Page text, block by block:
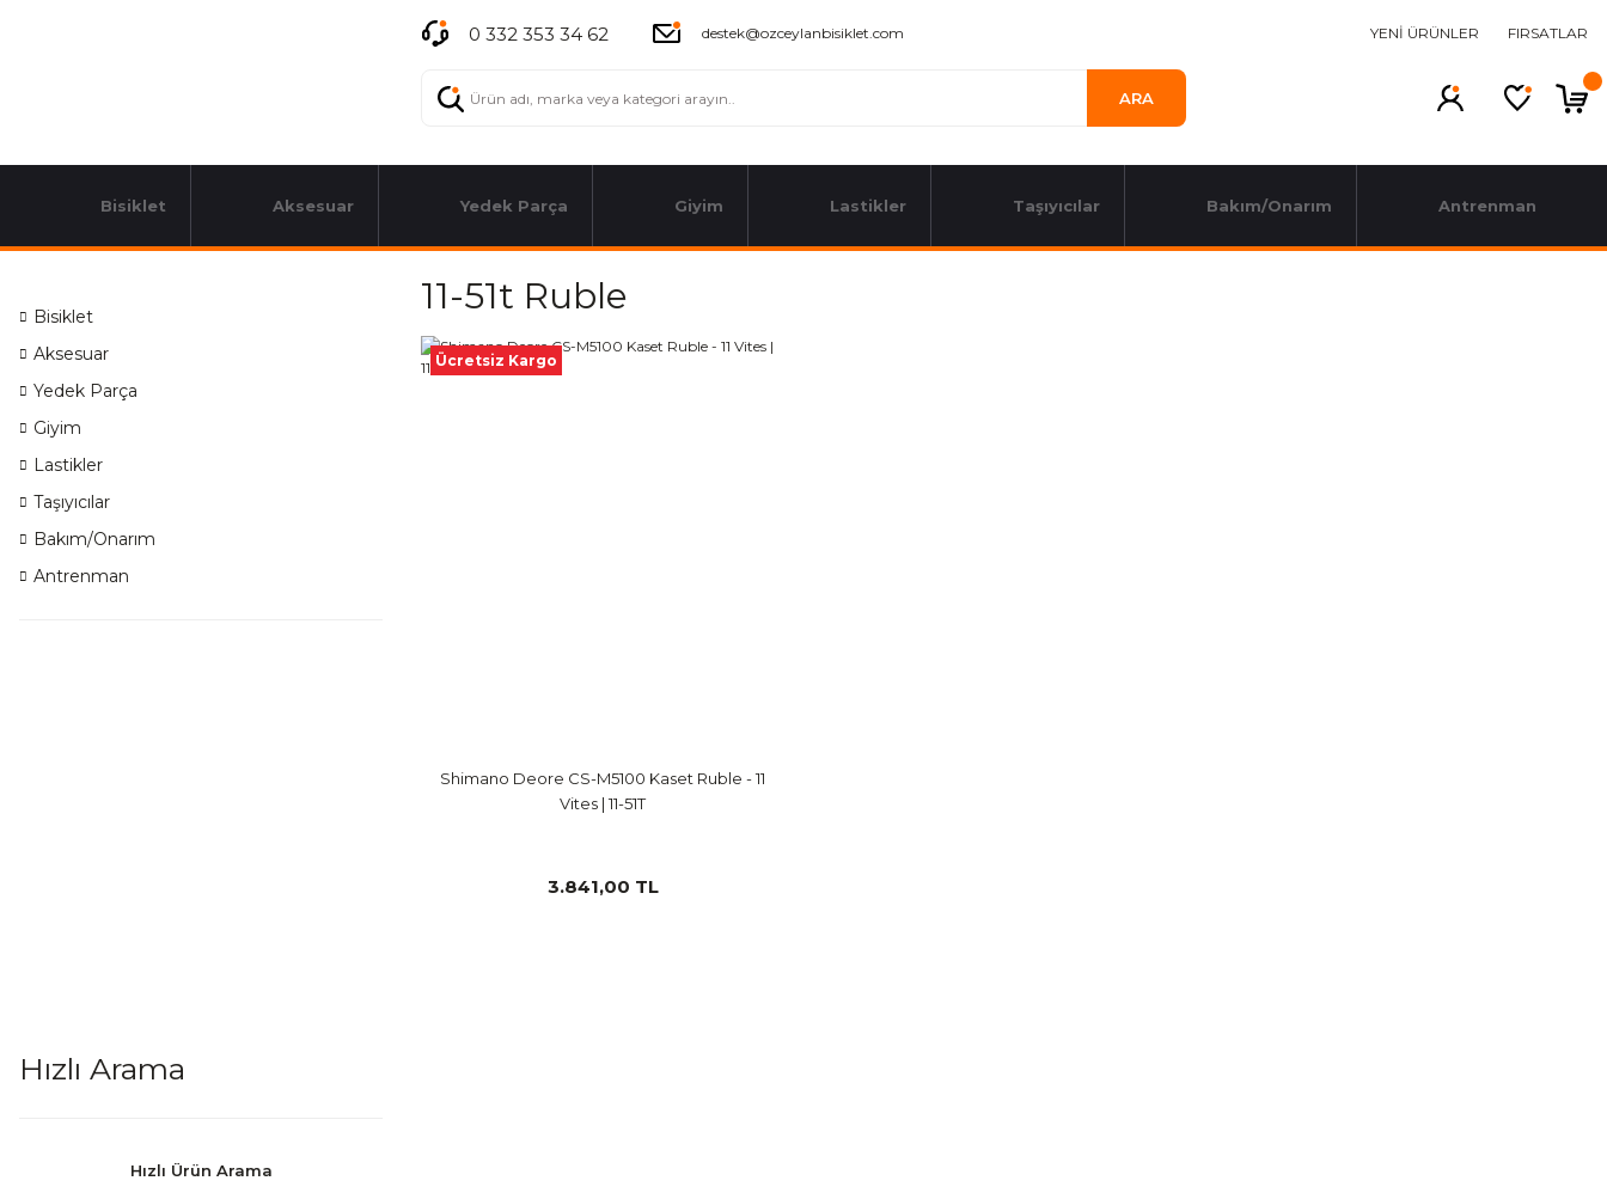
0 332 353 34 62 destek@ozceylanbisiklet.com YENİ ÜRÜNLER FIRSATLAR
ARA
Bisiklet Aksesuar Yedek Parça Giyim Lastikler Taşıyıcılar Bakım/Onarım Antrenman
Bisiklet
Aksesuar
Yedek Parça
Giyim
Lastikler
Taşıyıcılar
Bakım/Onarım
Antrenman
Hızlı Arama
Hızlı Ürün Arama
11-51t Ruble
Ücretsiz Kargo
Shimano Deore CS-M5100 Kaset Ruble - 11
Vites | 11-51T
3.841,00 TL